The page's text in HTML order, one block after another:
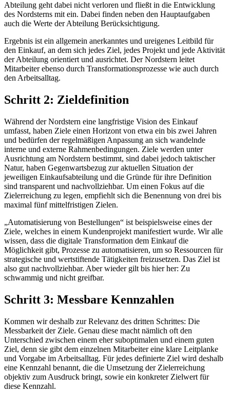
Abteilung geht dabei nicht verloren und fließt in die Entwicklung
des Nordsterns mit ein. Dabei finden neben den Hauptaufgaben
auch die Werte der Abteilung Berücksichtigung.
Ergebnis ist ein allgemein anerkanntes und ureigenes Leitbild für
den Einkauf, an dem sich jedes Ziel, jedes Projekt und jede Aktivität
der Abteilung orientiert und ausrichtet. Der Nordstern leitet
Mitarbeiter ebenso durch Transformationsprozesse wie auch durch
den Arbeitsalltag.
Schritt 2: Zieldefinition
Während der Nordstern eine langfristige Vision des Einkauf
umfasst, haben Ziele einen Horizont von etwa ein bis zwei Jahren
und bedürfen der regelmäßigen Anpassung an sich wandelnde
interne und externe Rahmenbedingungen. Ziele werden unter
Ausrichtung am Nordstern bestimmt, sind dabei jedoch taktischer
Natur, haben Gegenwartsbezug zur aktuellen Situation der
jeweiligen Einkaufsabteilung und die Gründe für ihre Definition
sind transparent und nachvollziehbar. Um einen Fokus auf die
Zielerreichung zu legen, empfiehlt sich die Benennung von drei bis
maximal fünf mittelfristigen Zielen.
„Automatisierung von Bestellungen“ ist beispielsweise eines der
Ziele, welches in einem Kundenprojekt manifestiert wurde. Wir alle
wissen, dass die digitale Transformation dem Einkauf die
Möglichkeit gibt, Prozesse zu automatisieren, um so Ressourcen für
strategische und wertstiftende Tätigkeiten freizusetzen. Das Ziel ist
also gut nachvollziehbar. Aber wieder gilt bis hier her: Zu
schwammig und nicht greifbar.
Schritt 3: Messbare Kennzahlen
Kommen wir deshalb zur Relevanz des dritten Schrittes: Die
Messbarkeit der Ziele. Genau diese macht nämlich oft den
Unterschied zwischen einem eher suboptimalen und einem guten
Ziel, denn sie gibt dem einzelnen Mitarbeiter eine klare Leitplanke
und Vorgabe im Arbeitsalltag. Für jedes definierte Ziel wird deshalb
eine Kennzahl benannt, die die Umsetzung der Zielerreichung
objektiv zum Ausdruck bringt, sowie ein konkreter Zielwert für
diese Kennzahl.